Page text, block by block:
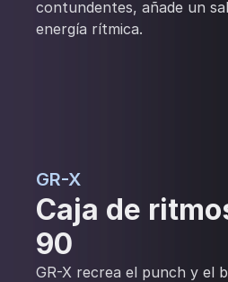
contundentes, añade un
energía rítmica.
GR-X
Caja de
90
GR-X recrea el punch y el